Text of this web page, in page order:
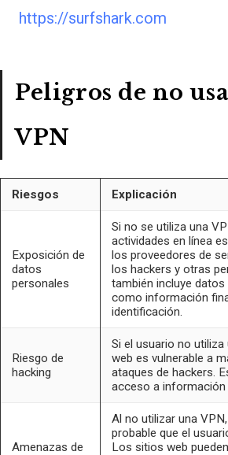
https://surfshark.com
Peligros de no
VPN
Riesgos Explicación
Exposición de
datos
personales
Si no se utiliza una
actividades en línea
los proveedores de
los hackers y otras
también incluye
como información
identificación.
Riesgo de
hacking
Si el usuario no
web es vulnerable a
ataques de hackers.
acceso a información
Amenazas de
Al no utilizar una
probable que el
Los sitios web